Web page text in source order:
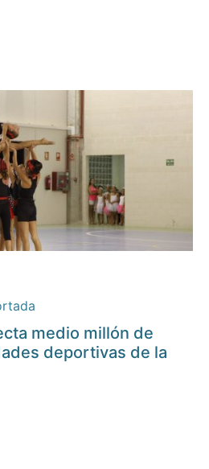
medio millón de
deportivas de la